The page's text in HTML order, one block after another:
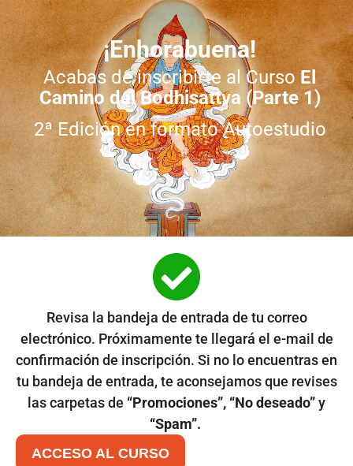
¡Enhorabuena!
Acabas de inscribirte al CursoEl
Camino del Bodhisattva (Parte 1)
2ª Edición en formato Autoestudio
Revisa la bandeja de entrada de tu correo
electrónico. Próximamente te llegará el e-mail de
confirmación de inscripción. Si no lo encuentras en
tu bandeja de entrada, te aconsejamos que revises
las carpetas de “Promociones”, “No deseado”y
“Spam”.
ACCESO AL CURSO